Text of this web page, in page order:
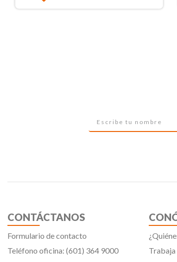
CONTÁCTANOS
Formulario de contacto
Teléfono oficina: (601) 364 9000